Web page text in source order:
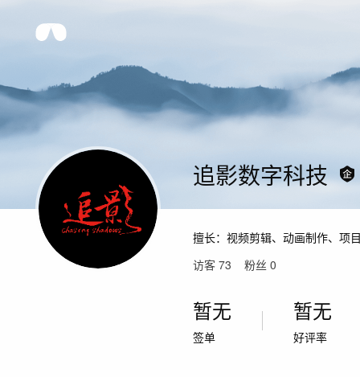
追影数字科技
擅长： 视频剪辑、动画制作、项
访客 73 粉丝 0
暂无
签单
暂无
好评率